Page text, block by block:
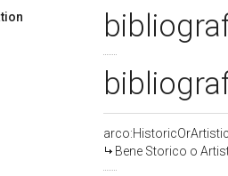
Bene Storico o